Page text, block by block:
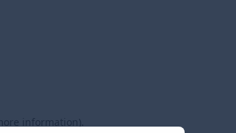
information).